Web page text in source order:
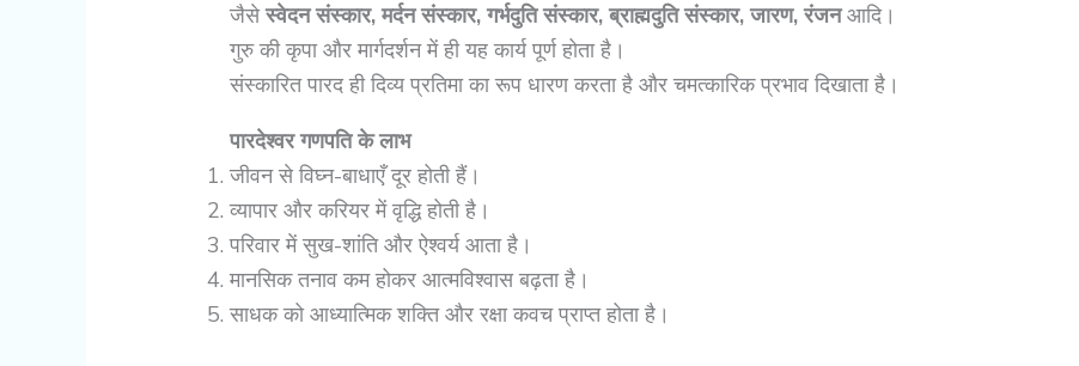
जैसेस्वेदन संस्कार, मर्दन संस्कार, गर्भदुति संस्कार, ब्राह्मदुति संस्कार, जारण, रंजनआदि।
गुरु की कृपा और मार्गदर्शन में ही यह कार्य पूर्ण होता है।
संस्कारित पारद ही दिव्य प्रतिमा का रूप धारण करता है और चमत्कारिक प्रभाव दिखाता है।
पारदेश्वर गणपति के लाभ
जीवन से विघ्न-बाधाएँ दूर होती हैं।
व्यापार और करियर में वृद्धि होती है।
परिवार में सुख-शांति और ऐश्वर्य आता है।
मानसिक तनाव कम होकर आत्मविश्वास बढ़ता है।
साधक को आध्यात्मिक शक्ति और रक्षा कवच प्राप्त होता है।